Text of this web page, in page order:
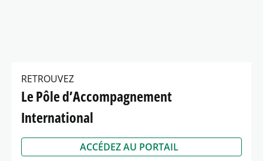
RETROUVEZ
Le Pôle d’Accompagnement
International
ACCÉDEZ AU PORTAIL